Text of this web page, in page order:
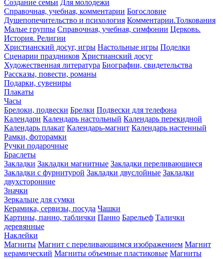
Создание семьи Для молодежи
Справочная, учебная, комментарии Богословие
Душепопечительство и психология Комментарии.Толкования
Малые группы Справочная, учебная, симфонии Церковь.
История. Религии
Христианский досуг, игры Настольные игры Поделки
Сценарии праздников Христианский досуг
Художественная литература Биографии, свидетельства
Рассказы, повести, романы
Подарки, сувениры
Плакаты
Часы
Брелоки, подвески Брелки Подвески для телефона
Календари Календарь настольный Календарь перекидной
Календарь плакат Календарь-магнит Календарь настенный
Рамки, фоторамки
Ручки подарочные
Браслеты
Закладки Закладки магнитные Закладки переливающиеся
Закладки с фурнитурой Закладки двуслойные Закладки
двухсторонние
Значки
Зеркальце для сумки
Керамика, сервизы, посуда Чашки
Картины, панно, таблички Панно Барельеф Талички
деревянные
Наклейки
Магниты Магнит с переливающимся изображением Магнит
керамический Магниты объемные пластиковые Магниты